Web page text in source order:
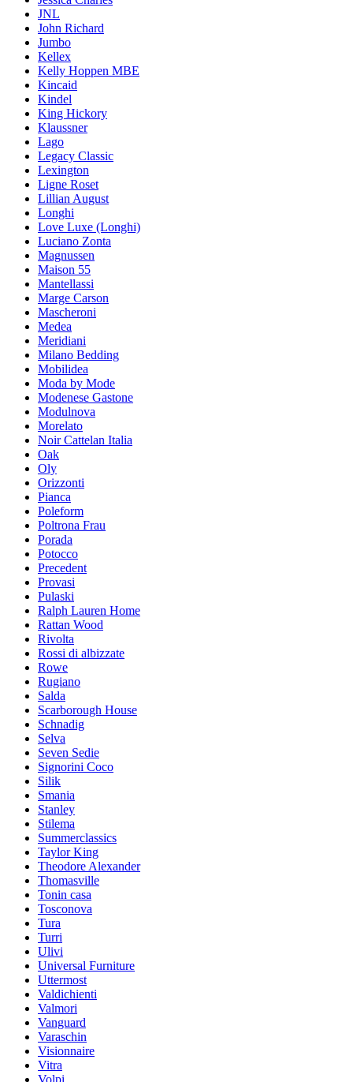
JNL
John Richard
Jumbo
Kellex
Kelly Hoppen MBE
Kincaid
Kindel
King Hickory
Klaussner
Lago
Legacy Classic
Lexington
Ligne Roset
Lillian August
Longhi
Love Luxe (Longhi)
Luciano Zonta
Magnussen
Maison 55
Mantellassi
Marge Carson
Mascheroni
Medea
Meridiani
Milano Bedding
Mobilidea
Moda by Mode
Modenese Gastone
Modulnova
Morelato
Noir Cattelan Italia
Oak
Oly
Orizzonti
Pianca
Poleform
Poltrona Frau
Porada
Potocco
Precedent
Provasi
Pulaski
Ralph Lauren Home
Rattan Wood
Rivolta
Rossi di albizzate
Rowe
Rugiano
Salda
Scarborough House
Schnadig
Selva
Seven Sedie
Signorini Coco
Silik
Smania
Stanley
Stilema
Summerclassics
Taylor King
Theodore Alexander
Thomasville
Tonin casa
Tosconova
Tura
Turri
Ulivi
Universal Furniture
Uttermost
Valdichienti
Valmori
Vanguard
Varaschin
Visionnaire
Vitra